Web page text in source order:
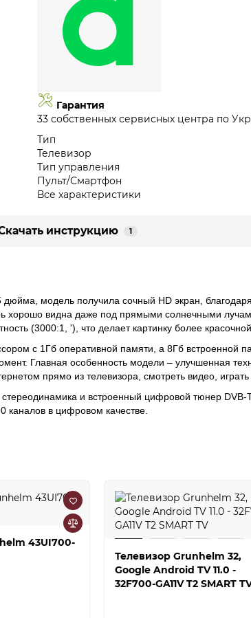
Гарантия
33 собственных сервисных центра по
Тип
Телевизор
Тип управления
Пульт/Смартфон
Все характеристики
инструкцию 1
модель получила сочный HD экран,
хорошо видна даже под прямыми солнечными
(3000:1, '), что делает картинку более
с 1Гб оперативной памяти, а 8Гб встроенной
Главная особенность модели – улучшенная
прямо из телевизора, смотреть видео,
и встроенный цифровой тюнер
каналов в цифровом качестве.
43UI700-
Телевизор Grunhelm 32,
Google Android TV 11.0 -
32F700-GA11V T2 SMART